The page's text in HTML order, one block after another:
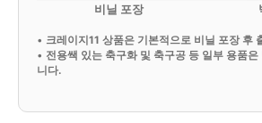
비닐 포장
• 크레이지11 상품은 기본적으로 비닐 포장 후
• 전용쌕 있는 축구화 및 축구공 등 일부 용품은
니다.